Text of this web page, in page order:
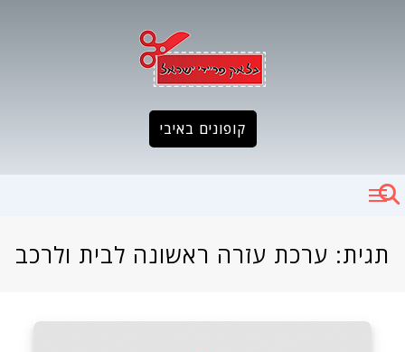
קופונים באיבי
תגית: ערכת עזרה ראשונה לבית ולרכב